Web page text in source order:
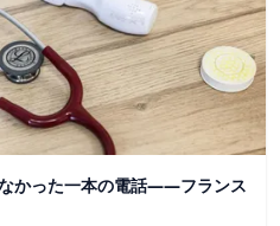
かった一本の電話——フランス